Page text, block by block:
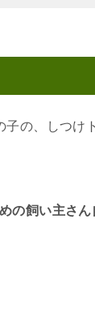
の、しつけ
の飼い主さ